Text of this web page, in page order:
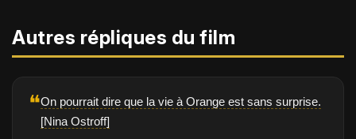
Autres répliques du film
❝On pourrait dire que la vie à Orange est sans surprise.
[Nina Ostroff]